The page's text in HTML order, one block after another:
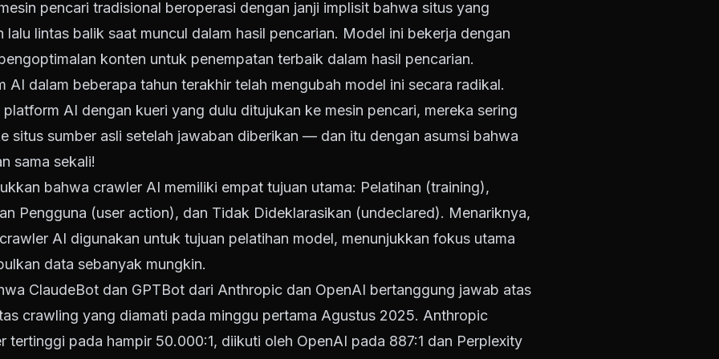
pencari tradisional beroperasi dengan janji implisit bahwa situs yang
lintas balik saat muncul dalam hasil pencarian. Model ini bekerja dengan
konten untuk penempatan terbaik dalam hasil pencarian.
AI dalam beberapa tahun terakhir telah mengubah model ini secara radikal.
AI dengan kueri yang dulu ditujukan ke mesin pencari, mereka sering
situs sumber asli setelah jawaban diberikan — dan itu dengan asumsi bahwa
sama sekali!
bahwa crawler AI memiliki empat tujuan utama: Pelatihan (training),
Pengguna (user action), dan Tidak Dideklarasikan (undeclared). Menariknya,
AI digunakan untuk tujuan pelatihan model, menunjukkan fokus utama
data sebanyak mungkin.
ClaudeBot dan GPTBot dari Anthropic dan OpenAI bertanggung jawab atas
crawling yang diamati pada minggu pertama Agustus 2025. Anthropic
tertinggi pada hampir 50.000:1, diikuti oleh OpenAI pada 887:1 dan Perplexity